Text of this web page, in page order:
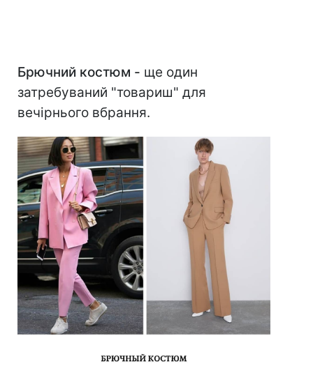
Брючний костюм - ще один
затребуваний "товариш" для
вечірнього вбрання.